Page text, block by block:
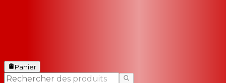
Panier